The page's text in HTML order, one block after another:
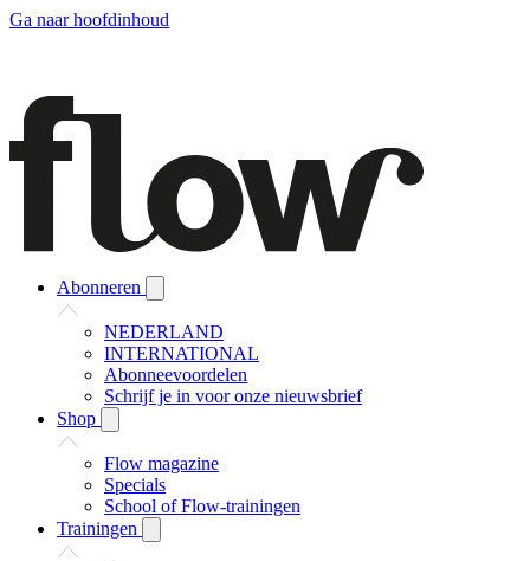
Ga naar hoofdinhoud
Abonneren
NEDERLAND
INTERNATIONAL
Abonneevoordelen
Schrijf je in voor onze nieuwsbrief
Shop
Flow magazine
Specials
School of Flow-trainingen
Trainingen